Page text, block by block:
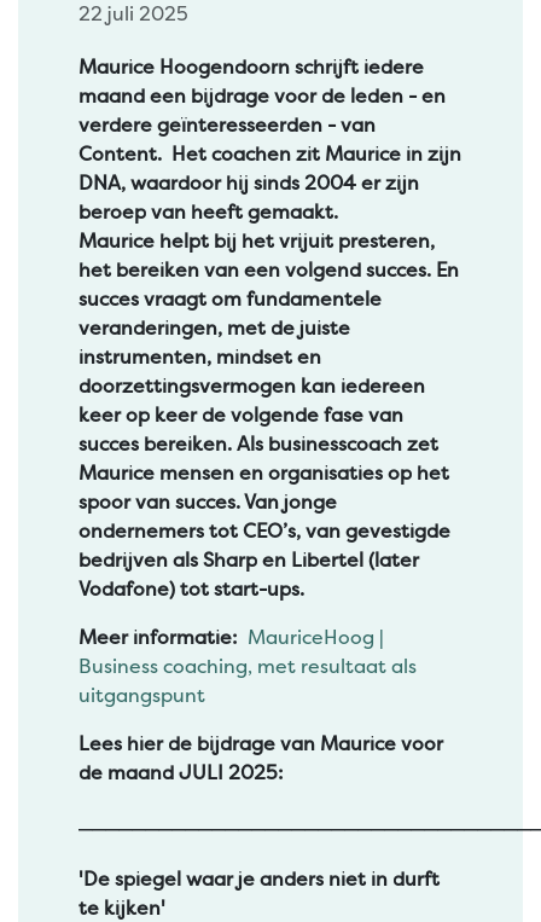
22 juli 2025
Maurice Hoogendoorn schrijft iedere
maand een bijdrage voor de leden - en
verdere geïnteresseerden - van
Content. Het coachen zit Maurice in zijn
DNA, waardoor hij sinds 2004 er zijn
beroep van heeft gemaakt.
Maurice helpt bij het vrijuit presteren,
het bereiken van een volgend succes. En
succes vraagt om fundamentele
veranderingen, met de juiste
instrumenten, mindset en
doorzettingsvermogen kan iedereen
keer op keer de volgende fase van
succes bereiken. Als businesscoach zet
Maurice mensen en organisaties op het
spoor van succes. Van jonge
ondernemers tot CEO’s, van gevestigde
bedrijven als Sharp en Libertel (later
Vodafone) tot start-ups.
Meer informatie: MauriceHoog |
Business coaching, met resultaat als
uitgangspunt
Lees hier de bijdrage van Maurice voor
de maand JULI 2025:
'De spiegel waar je anders niet in durft
te kijken'